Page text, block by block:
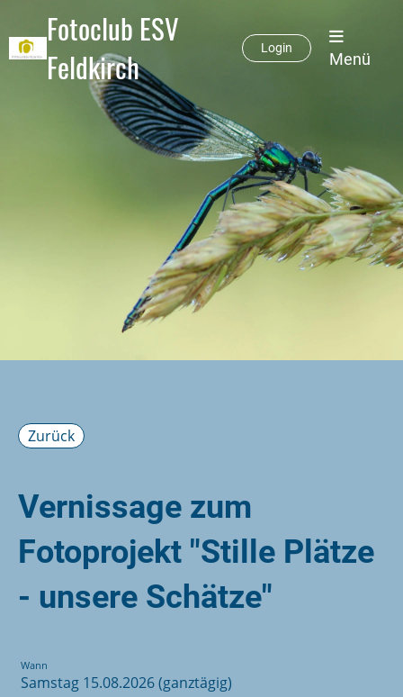
Fotoclub ESV
Feldkirch
Login
Menü
Zurück
Vernissage zum
Fotoprojekt "Stille Plätze
- unsere Schätze"
Wann
Samstag 15.08.2026 (ganztägig)